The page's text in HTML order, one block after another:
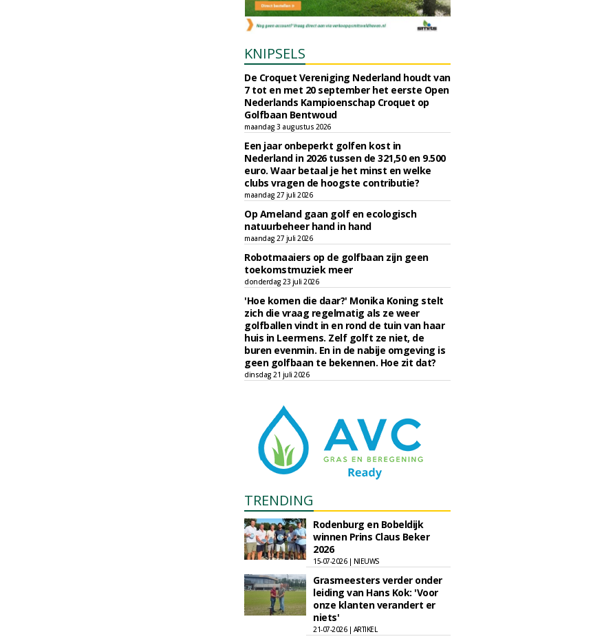
KNIPSELS
De Croquet Vereniging Nederland houdt van
7 tot en met 20 september het eerste Open
Nederlands Kampioenschap Croquet op
Golfbaan Bentwoud
maandag 3 augustus 2026
Een jaar onbeperkt golfen kost in
Nederland in 2026 tussen de 321,50 en 9.500
euro. Waar betaal je het minst en welke
clubs vragen de hoogste contributie?
maandag 27 juli 2026
Op Ameland gaan golf en ecologisch
natuurbeheer hand in hand
maandag 27 juli 2026
Robotmaaiers op de golfbaan zijn geen
toekomstmuziek meer
donderdag 23 juli 2026
'Hoe komen die daar?' Monika Koning stelt
zich die vraag regelmatig als ze weer
golfballen vindt in en rond de tuin van haar
huis in Leermens. Zelf golft ze niet, de
buren evenmin. En in de nabije omgeving is
geen golfbaan te bekennen. Hoe zit dat?
dinsdag 21 juli 2026
TRENDING
Rodenburg en Bobeldijk
winnen Prins Claus Beker
2026
15-07-2026 | NIEUWS
Grasmeesters verder onder
leiding van Hans Kok: 'Voor
onze klanten verandert er
niets'
21-07-2026 | ARTIKEL